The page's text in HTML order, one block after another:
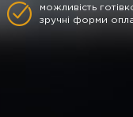
можливість
зручні форми